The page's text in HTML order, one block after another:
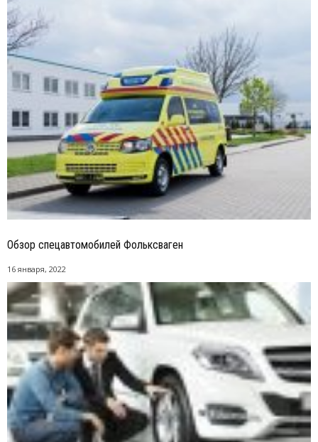
Обзор спецавтомобилей Фольксваген
16 января, 2022